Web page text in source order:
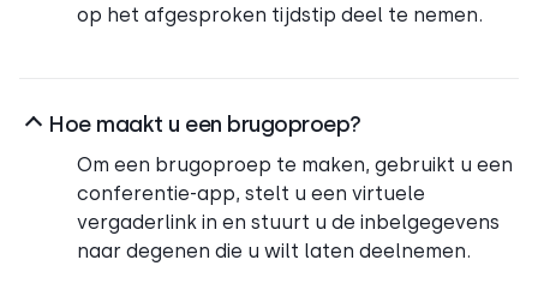
op het afgesproken tijdstip deel te nemen.
Hoe maakt u een brugoproep?
Om een brugoproep te maken, gebruikt u een
conferentie-app, stelt u een virtuele
vergaderlink in en stuurt u de inbelgegevens
naar degenen die u wilt laten deelnemen.